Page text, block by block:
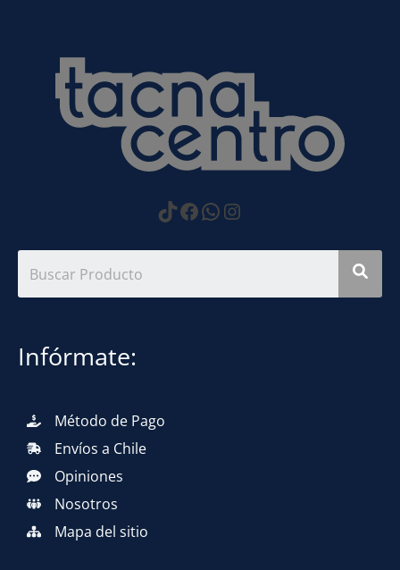
https://
Facebook
WhatsApp
Instagram
Infórmate:
Método de Pago
Envíos a Chile
Opiniones
Nosotros
Mapa del sitio